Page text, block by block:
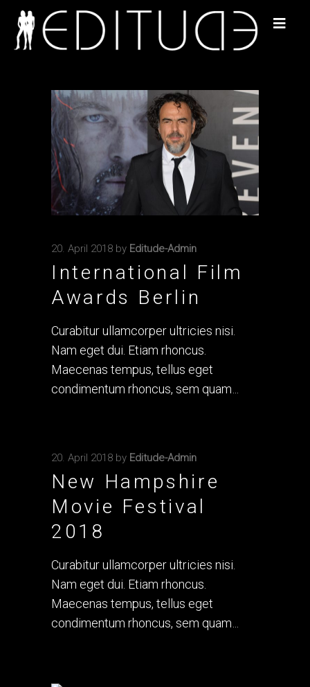
20. April 2018 by Editude-Admin
International Film
Awards Berlin
Curabitur ullamcorper ultricies nisi.
Nam eget dui. Etiam rhoncus.
Maecenas tempus, tellus eget
condimentum rhoncus, sem quam
20. April 2018 by Editude-Admin
New Hampshire
Movie Festival
2018
Curabitur ullamcorper ultricies nisi.
Nam eget dui. Etiam rhoncus.
Maecenas tempus, tellus eget
condimentum rhoncus, sem quam